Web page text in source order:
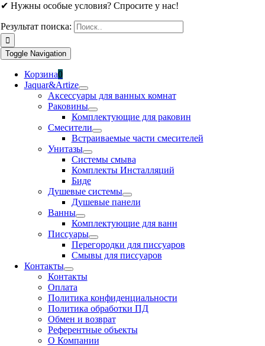
✔ Нужны особые условия? Спросите у нас!
Результат поиска:
Toggle Navigation
Корзина0
Jaquar&Artize
Аксессуары для ванных комнат
Раковины
Комплектующие для раковин
Смесители
Встраиваемые части смесителей
Унитазы
Системы смыва
Комплекты Инсталляций
Биде
Душевые системы
Душевые панели
Ванны
Комплектующие для ванн
Писсуары
Перегородки для писсуаров
Смывы для писсуаров
Контакты
Контакты
Оплата
Политика конфиденциальности
Политика обработки ПД
Обмен и возврат
Референтные объекты
О Компании